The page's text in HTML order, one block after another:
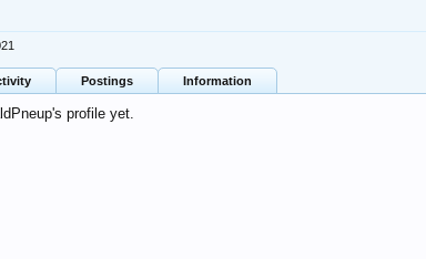
Postings Information
profile yet.